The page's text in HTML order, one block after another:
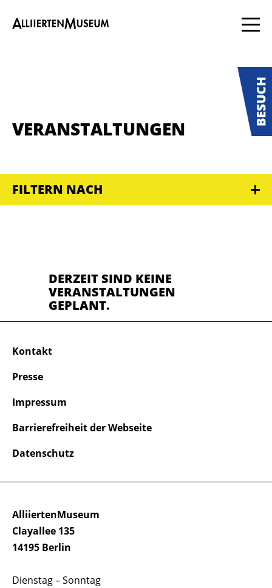
VERANSTALTUNGEN
FILTERN NACH
DERZEIT SIND KEINE
VERANSTALTUNGEN
GEPLANT.
AlliiertenMuseum
Clayallee 135
14195 Berlin
Dienstag – Sonntag
Kontakt
Presse
Impressum
Barrierefreiheit der Webseite
Datenschutz